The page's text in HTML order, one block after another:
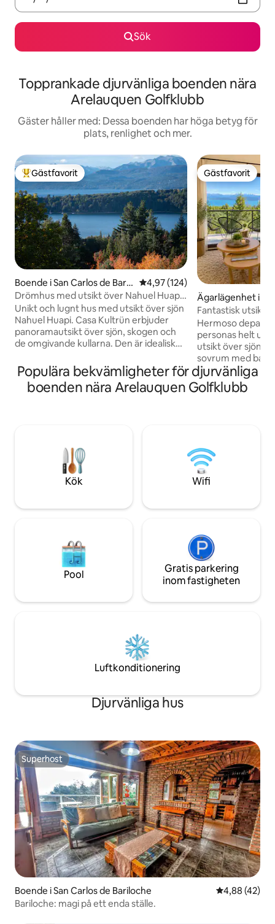
Sök
Topprankade djurvänliga boenden nära
Arelauquen Golfklubb
Gäster håller med: Dessa boenden har höga betyg för
plats, renlighet och mer.
Populär gästfavorit
Gästfavorit
Boende i San Carlos de Baril
oche
4,97 av 5 i genomsnittligt
4,97 (124)
Drömhus med utsikt över Nahuel Huapi-
sjön
Unikt och lugnt hus med utsikt över sjön
Nahuel Huapi. Casa Kultrün erbjuder
panoramautsikt över sjön, skogen och
de omgivande kullarna. Den är idealisk
utrustad och har höghastighetsinternet.
Det ligger på Chico Circuit, 18 kilometer
från centrum av Bariloche, 20 kilometer
och 10 minuter från en
shoppingpromenad.
Gästfavorit
Gästfavorit
Ägarlägenhet i
e Bariloche
Fantastisk utsikt
personer pool
Hermoso
personas helt
utsikt över sjön
sovrum med
dubbelsäng med
Kök,
Smart TV,
omgiven av
att vila och njuta
Populära bekvämligheter för djurvänliga
boenden nära Arelauquen Golfklubb
Kök Wifi
Pool
Gratis parkering
inom fastigheten
Luftkonditionering
Djurvänliga hus
Superhost
Superhost
Boende i San Carlos de Bariloche 4,88 av 5 i
4,88 (42)
Bariloche: magi på ett enda ställe.